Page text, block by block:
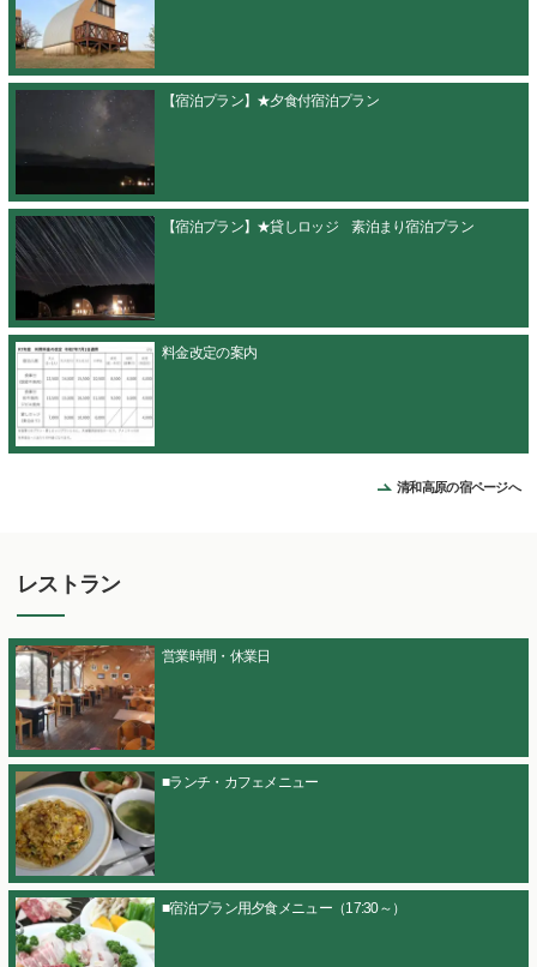
【宿泊プラン】★夕食付宿泊プラン
【宿泊プラン】★貸しロッジ 素泊まり宿泊プラン
料金改定の案内
清和高原の宿ページへ
レストラン
営業時間・休業日
■ランチ・カフェメニュー
■宿泊プラン用夕食メニュー（17:30～）